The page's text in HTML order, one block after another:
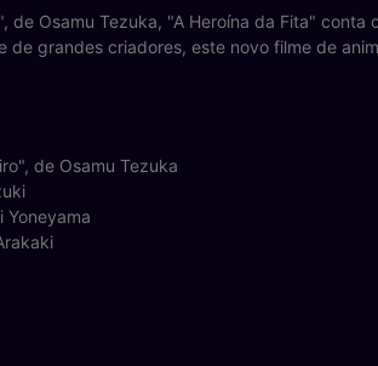
de Osamu Tezuka, "A Heroína da Fita"
grandes criadores, este novo filme de
de Osamu Tezuka